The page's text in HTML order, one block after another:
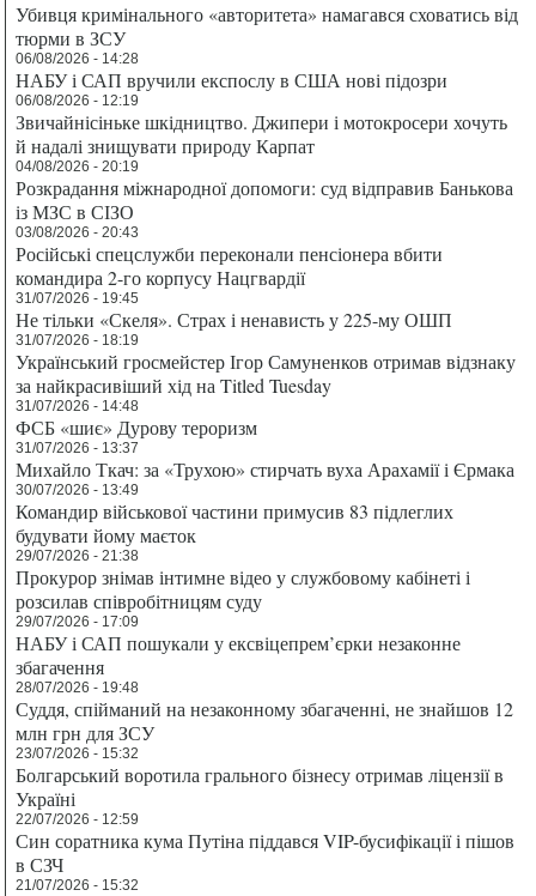
Убивця кримінального «авторитета» намагався сховатись від
тюрми в ЗСУ
06/08/2026 - 14:28
НАБУ і САП вручили експослу в США нові підозри
06/08/2026 - 12:19
Звичайнісіньке шкідництво. Джипери і мотокросери хочуть
й надалі знищувати природу Карпат
04/08/2026 - 20:19
Розкрадання міжнародної допомоги: суд відправив Банькова
із МЗС в СІЗО
03/08/2026 - 20:43
Російські спецслужби переконали пенсіонера вбити
командира 2-го корпусу Нацгвардії
31/07/2026 - 19:45
Не тільки «Скеля». Страх і ненависть у 225-му ОШП
31/07/2026 - 18:19
Український гросмейстер Ігор Самуненков отримав відзнаку
за найкрасивіший хід на Titled Tuesday
31/07/2026 - 14:48
ФСБ «шиє» Дурову тероризм
31/07/2026 - 13:37
Михайло Ткач: за «Трухою» стирчать вуха Арахамії і Єрмака
30/07/2026 - 13:49
Командир військової частини примусив 83 підлеглих
будувати йому маєток
29/07/2026 - 21:38
Прокурор знімав інтимне відео у службовому кабінеті і
розсилав співробітницям суду
29/07/2026 - 17:09
НАБУ і САП пошукали у ексвіцепрем’єрки незаконне
збагачення
28/07/2026 - 19:48
Суддя, спійманий на незаконному збагаченні, не знайшов 12
млн грн для ЗСУ
23/07/2026 - 15:32
Болгарський воротила грального бізнесу отримав ліцензії в
Україні
22/07/2026 - 12:59
Син соратника кума Путіна піддався VIP-бусифікації і пішов
в СЗЧ
21/07/2026 - 15:32